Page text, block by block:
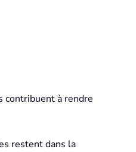
contribuent à rendre
restent dans la